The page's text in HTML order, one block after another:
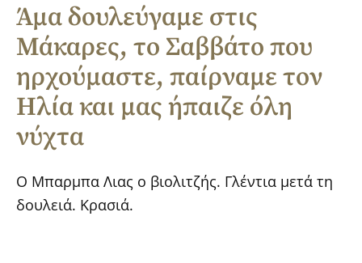
Άμα δουλεύγαμε στις
Μάκαρες, το Σαββάτο που
ηρχούμαστε, παίρναμε τον
Ηλία και μας ήπαιζε όλη
νύχτα
Ο Μπαρμπα Λιας ο βιολιτζής. Γλέντια μετά τη
δουλειά. Κρασιά.